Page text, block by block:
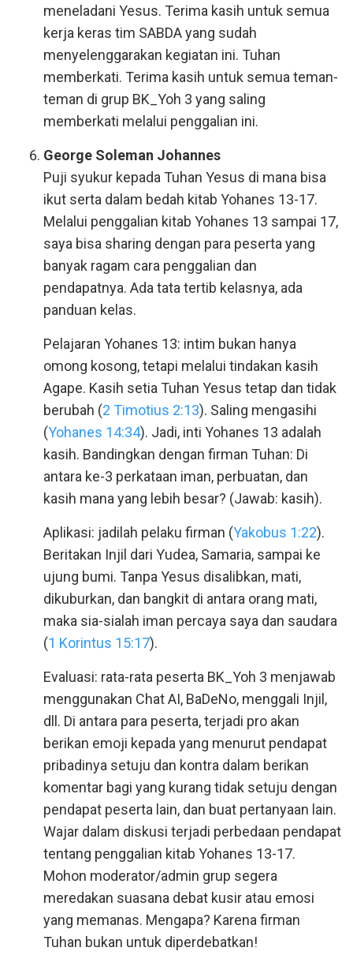
meneladani Yesus. Terima kasih untuk semua
kerja keras tim SABDA yang sudah
menyelenggarakan kegiatan ini. Tuhan
memberkati. Terima kasih untuk semua teman-
teman di grup BK_Yoh 3 yang saling
memberkati melalui penggalian ini.
George Soleman Johannes
Puji syukur kepada Tuhan Yesus di mana bisa
ikut serta dalam bedah kitab Yohanes 13-17.
Melalui penggalian kitab Yohanes 13 sampai 17,
saya bisa sharing dengan para peserta yang
banyak ragam cara penggalian dan
pendapatnya. Ada tata tertib kelasnya, ada
panduan kelas.
Pelajaran Yohanes 13: intim bukan hanya
omong kosong, tetapi melalui tindakan kasih
Agape. Kasih setia Tuhan Yesus tetap dan tidak
berubah (2 Timotius 2:13). Saling mengasihi
(Yohanes 14:34). Jadi, inti Yohanes 13 adalah
kasih. Bandingkan dengan firman Tuhan: Di
antara ke-3 perkataan iman, perbuatan, dan
kasih mana yang lebih besar? (Jawab: kasih).
Aplikasi: jadilah pelaku firman (Yakobus 1:22).
Beritakan Injil dari Yudea, Samaria, sampai ke
ujung bumi. Tanpa Yesus disalibkan, mati,
dikuburkan, dan bangkit di antara orang mati,
maka sia-sialah iman percaya saya dan saudara
(1 Korintus 15:17).
Evaluasi: rata-rata peserta BK_Yoh 3 menjawab
menggunakan Chat AI, BaDeNo, menggali Injil,
dll. Di antara para peserta, terjadi pro akan
berikan emoji kepada yang menurut pendapat
pribadinya setuju dan kontra dalam berikan
komentar bagi yang kurang tidak setuju dengan
pendapat peserta lain, dan buat pertanyaan lain.
Wajar dalam diskusi terjadi perbedaan pendapat
tentang penggalian kitab Yohanes 13-17.
Mohon moderator/admin grup segera
meredakan suasana debat kusir atau emosi
yang memanas. Mengapa? Karena firman
Tuhan bukan untuk diperdebatkan!